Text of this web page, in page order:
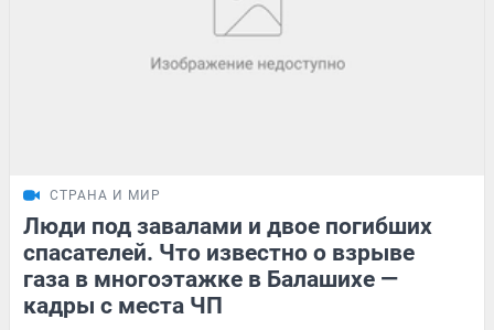
СТРАНА И МИР
Люди под завалами и двое погибших
спасателей. Что известно о взрыве
газа в многоэтажке в Балашихе —
кадры с места ЧП